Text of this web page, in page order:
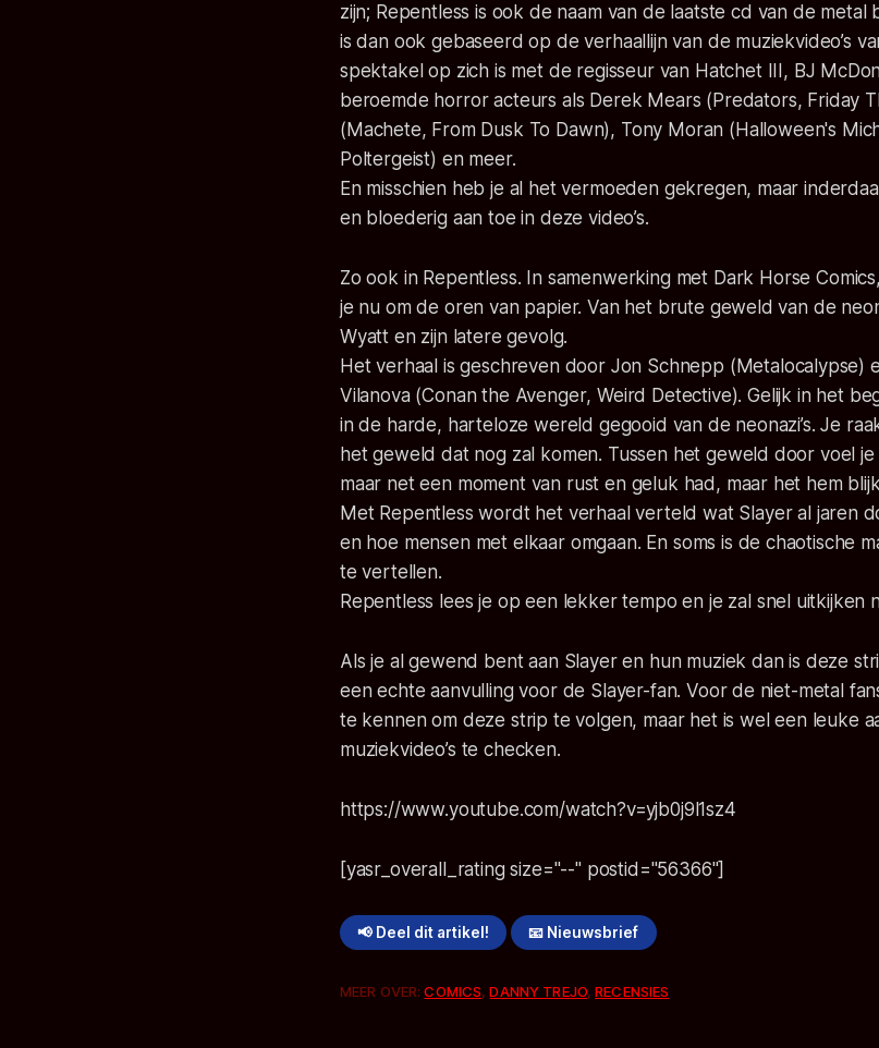
zijn; Repentless is ook de naam van de laatste cd van de metal
is dan ook gebaseerd op de verhaallijn van de muziekvideo’s
spektakel op zich is met de regisseur van Hatchet III , BJ
beroemde horror acteurs als Derek Mears ( Predators, Friday
( Machete, From Dusk To Dawn), Tony Moran ( Halloween's
Poltergeist) en meer.
En misschien heb je al het vermoeden gekregen, maar
en bloederig aan toe in deze video’s.
Zo ook in Repentless. In samenwerking met Dark Horse
je nu om de oren van papier. Van het brute geweld van de
Wyatt en zijn latere gevolg.
Het verhaal is geschreven door Jon Schnepp ( Metalocalypse)
Vilanova (Conan the Avenger,Weird Detective). Gelijk in het
in de harde, harteloze wereld gegooid van de neonazi’s. Je
het geweld dat nog zal komen. Tussen het geweld door voel
maar net een moment van rust en geluk had, maar het hem
Met Repentless wordt het verhaal verteld wat Slayer al jaren
en hoe mensen met elkaar omgaan. En soms is de chaotische
te vertellen.
Repentless lees je op een lekker tempo en je zal snel uitkijken
Als je al gewend bent aan Slayer en hun muziek dan is deze
een echte aanvulling voor de Slayer-fan. Voor de niet-metal
te kennen om deze strip te volgen, maar het is wel een leuke
muziekvideo’s te checken.
https://www.youtube.com/watch?v=yjb0j9l1sz4
[yasr_overall_rating size="--" postid="56366"]
📢 Deel dit artikel! 📧 Nieuwsbrief
MEER OVER:COMICS,DANNY TREJO,RECENSIES